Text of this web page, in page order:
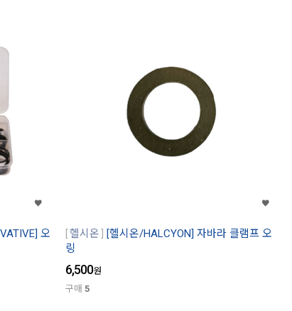
오
헬시온
[헬시온/HALCYON] 자바라 클램프 오
링
6,500원
구매 5